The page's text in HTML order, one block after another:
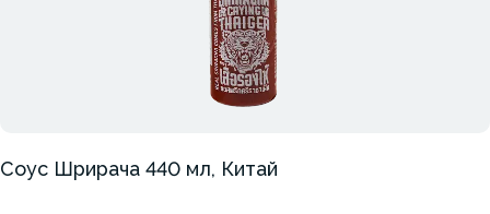
Соус Шрирача 440 мл, Китай